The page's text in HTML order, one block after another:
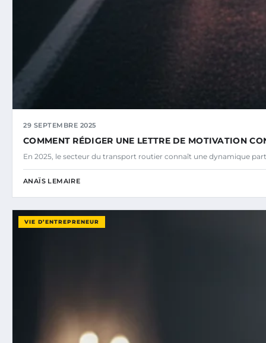
29 SEPTEMBRE 2025
COMMENT RÉDIGER UNE LETTRE DE MOTIVATION
En 2025, le secteur du transport routier connaît une dynamique
ANAÏS LEMAIRE
VIE D’ENTREPRENEUR